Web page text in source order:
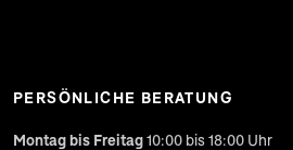
PERSÖNLICHE BERATUNG
Montag bis Freitag10:00 bis 18:00 Uhr